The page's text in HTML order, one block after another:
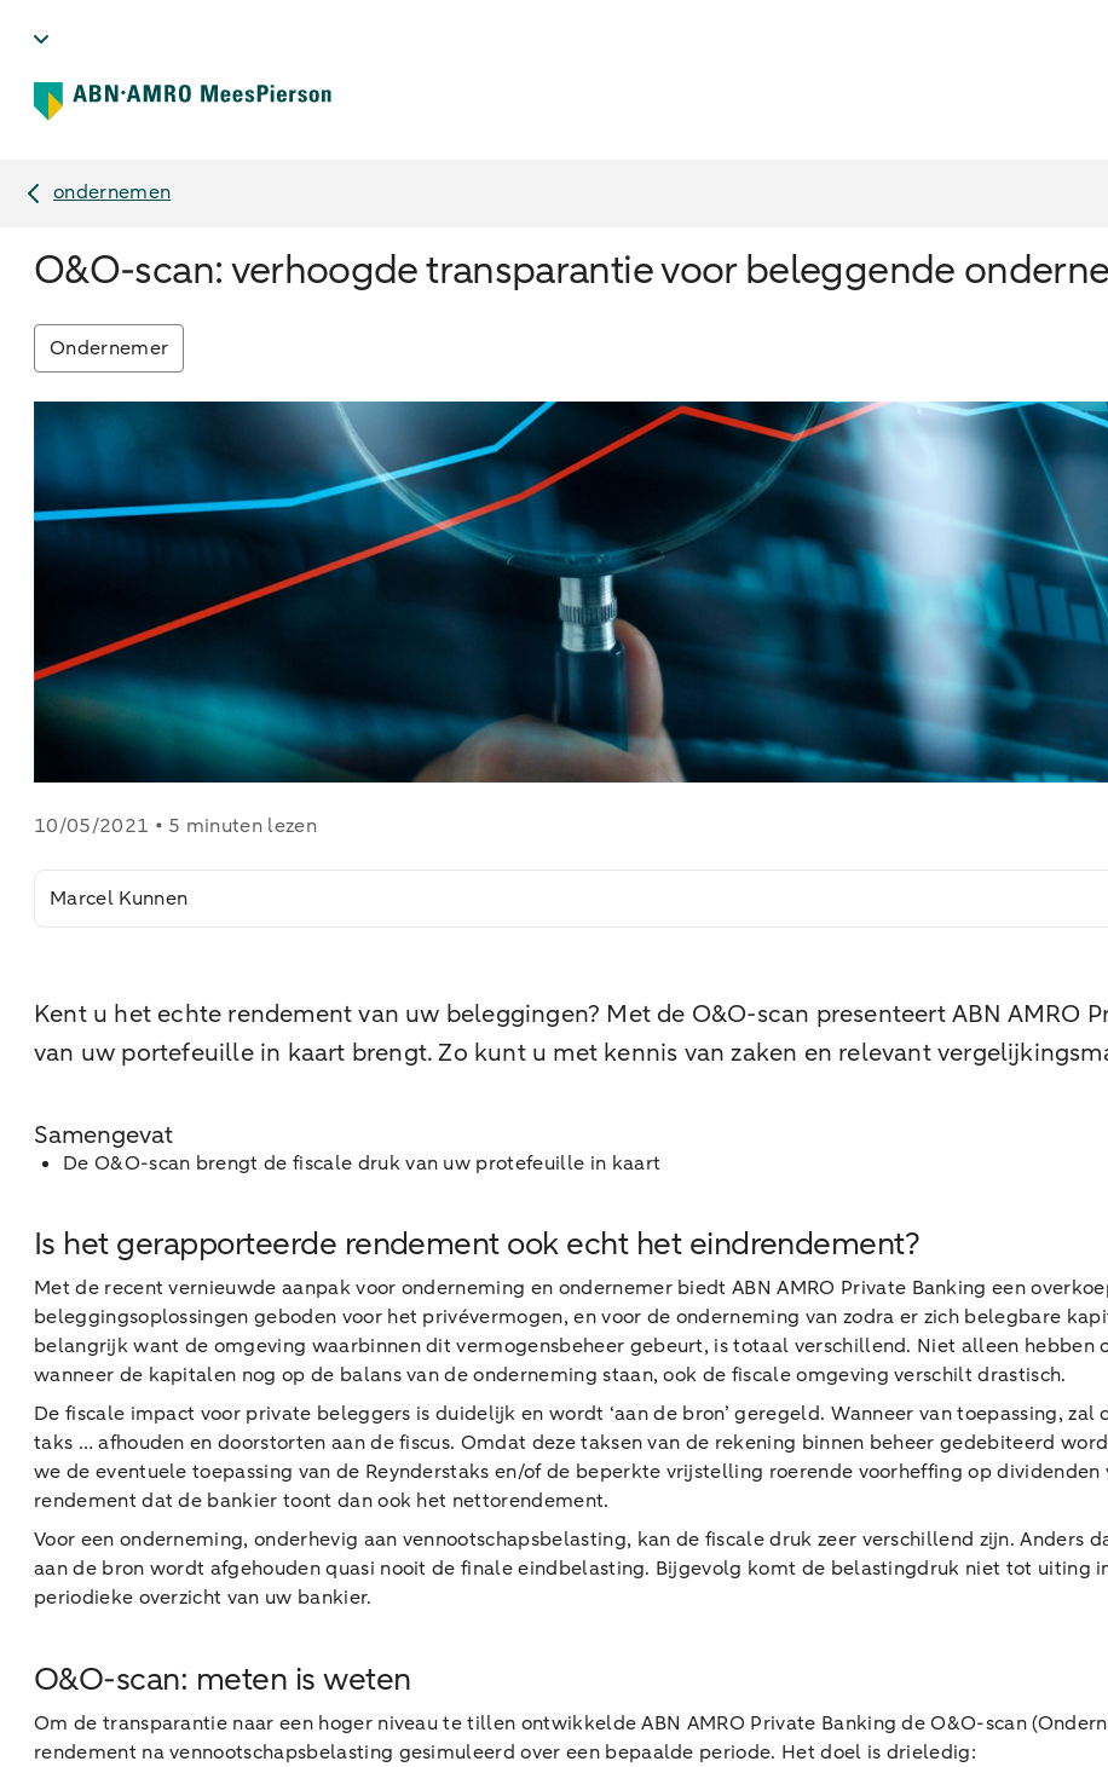
ondernemen
O&O-scan: verhoogde transparantie voor beleggende
Ondernemer
10/05/2021 • 5 minuten lezen
Marcel Kunnen
Kent u het echte rendement van uw beleggingen? Met de O&O-scan presenteert ABN AMRO
van uw portefeuille in kaart brengt. Zo kunt u met kennis van zaken en relevant
Samengevat
De O&O-scan brengt de fiscale druk van uw protefeuille in kaart
Is het gerapporteerde rendement ook echt het eindrendement?
Met de recent vernieuwde aanpak voor onderneming en ondernemer biedt ABN AMRO Private Banking een
beleggingsoplossingen geboden voor het privévermogen, en voor de onderneming van zodra er zich belegbare
belangrijk want de omgeving waarbinnen dit vermogensbeheer gebeurt, is totaal verschillend. Niet alleen hebben
wanneer de kapitalen nog op de balans van de onderneming staan, ook de fiscale omgeving verschilt drastisch.
De fiscale impact voor private beleggers is duidelijk en wordt ‘aan de bron’ geregeld. Wanneer van toepassing,
taks … afhouden en doorstorten aan de fiscus. Omdat deze taksen van de rekening binnen beheer gedebiteerd
we de eventuele toepassing van de Reynderstaks en/of de beperkte vrijstelling roerende voorheffing op
rendement dat de bankier toont dan ook het nettorendement.
Voor een onderneming, onderhevig aan vennootschapsbelasting, kan de fiscale druk zeer verschillend zijn. Anders
aan de bron wordt afgehouden quasi nooit de finale eindbelasting. Bijgevolg komt de belastingdruk niet tot uiting
periodieke overzicht van uw bankier.
O&O-scan: meten is weten
Om de transparantie naar een hoger niveau te tillen ontwikkelde ABN AMRO Private Banking de O&O-scan
rendement na vennootschapsbelasting gesimuleerd over een bepaalde periode. Het doel is drieledig: